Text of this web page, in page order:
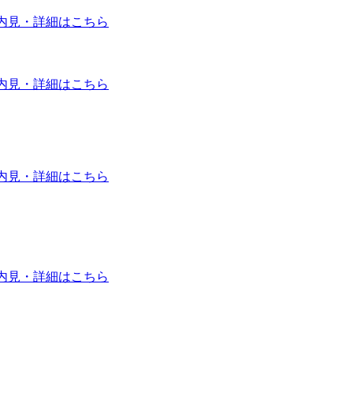
見・詳細はこちら
見・詳細はこちら
見・詳細はこちら
見・詳細はこちら